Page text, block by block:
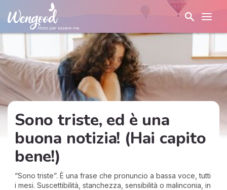
Sono triste, ed è una
buona notizia! (Hai capito
bene!)
“Sono triste”. È una frase che pronuncio a bassa voce, tutti
i mesi. Suscettibilità, stanchezza, sensibilità o malinconia, in